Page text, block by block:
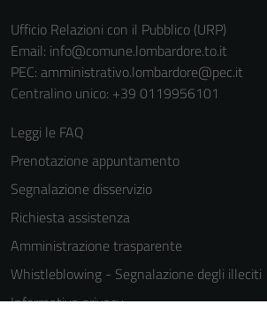
Ufficio Relazioni con il Pubblico (URP)
Email: info@comune.lombardore.to.it
PEC: amministrativo.lombardore@pec.it
Centralino unico: +39 0119956101
Leggi le FAQ
Prenotazione appuntamento
Segnalazione disservizio
Richiesta assistenza
Amministrazione trasparente
Whistleblowing - Segnalazione degli illeciti
Informativa privacy
personali.